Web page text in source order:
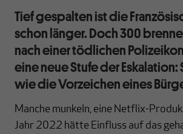
Tief gespalten ist die
schon länger. Doch 300
nach einer tödlichen
eine neue Stufe der Eskalation:
wie die Vorzeichen eines
Manche munkeln, eine Netflix-
Jahr 2022 hätte Einfluss auf das